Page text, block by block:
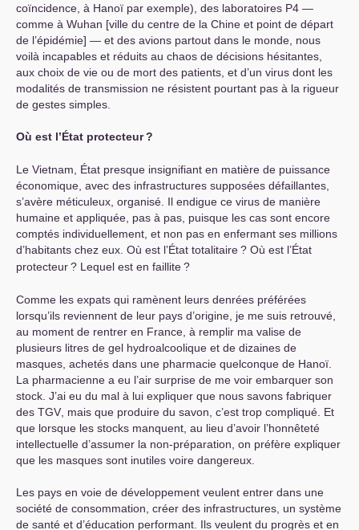
coïncidence, à Hanoï par exemple), des laboratoires P4 —
comme à Wuhan [ville du centre de la Chine et point de départ
de l’épidémie] — et des avions partout dans le monde, nous
voilà incapables et réduits au chaos de décisions hésitantes,
aux choix de vie ou de mort des patients, et d’un virus dont les
modalités de transmission ne résistent pourtant pas à la rigueur
de gestes simples.
Où est l’État protecteur?
Le Vietnam, État presque insignifiant en matière de puissance
économique, avec des infrastructures supposées défaillantes,
s’avère méticuleux, organisé. Il endigue ce virus de manière
humaine et appliquée, pas à pas, puisque les cas sont encore
comptés individuellement, et non pas en enfermant ses millions
d’habitants chez eux. Où est l’État totalitaire? Où est l’État
protecteur? Lequel est en faillite?
Comme les expats qui ramènent leurs denrées préférées
lorsqu’ils reviennent de leur pays d’origine, je me suis retrouvé,
au moment de rentrer en France, à remplir ma valise de
plusieurs litres de gel hydroalcoolique et de dizaines de
masques, achetés dans une pharmacie quelconque de Hanoï.
La pharmacienne a eu l’air surprise de me voir embarquer son
stock. J’ai eu du mal à lui expliquer que nous savons fabriquer
des TGV , mais que produire du savon, c’est trop compliqué. Et
que lorsque les stocks manquent, au lieu d’avoir l’honnêteté
intellectuelle d’assumer la non-préparation, on préfère expliquer
que les masques sont inutiles voire dangereux.
Les pays en voie de développement veulent entrer dans une
société de consommation, créer des infrastructures, un système
de santé et d’éducation performant. Ils veulent du progrès et en